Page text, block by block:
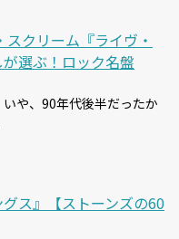
クリーム『ライヴ・
選ぶ！ロック名盤
や、90年代後半だったか
ス』【ストーンズの60